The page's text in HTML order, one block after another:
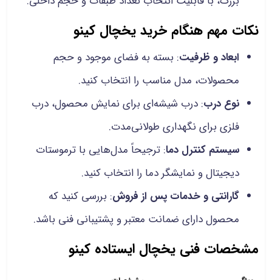
نکات مهم هنگام خرید یخچال کینو
ابعاد و ظرفیت: بسته به فضای موجود و حجم
محصولات، مدل مناسب را انتخاب کنید.
نوع درب: درب شیشه‌ای برای نمایش محصول، درب
فلزی برای نگهداری طولانی‌مدت.
سیستم کنترل دما: ترجیحاً مدل‌هایی با ترموستات
دیجیتال و نمایشگر دما را انتخاب کنید.
گارانتی و خدمات پس از فروش: بررسی کنید که
محصول دارای ضمانت معتبر و پشتیبانی فنی باشد.
مشخصات فنی یخچال ایستاده کینو